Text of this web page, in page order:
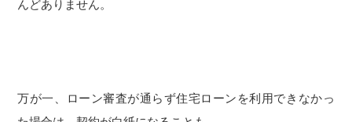
んどありません。
万が一、ローン審査が通らず住宅ローンを利用できなかっ